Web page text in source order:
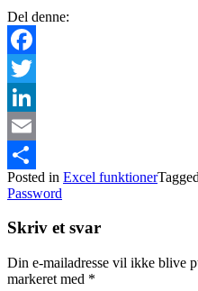
Del denne:
Facebook
Twitter
LinkedIn
Email
Del
Posted in Excel funktionerTagged
Password
Skriv et svar
Din e-mailadresse vil ikke blive
markeret med *